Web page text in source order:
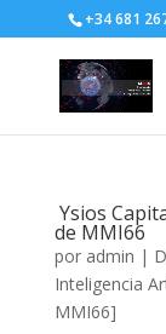
+34 681
Ysios
de MMI66
por admin |
Inteligencia
MMI66]